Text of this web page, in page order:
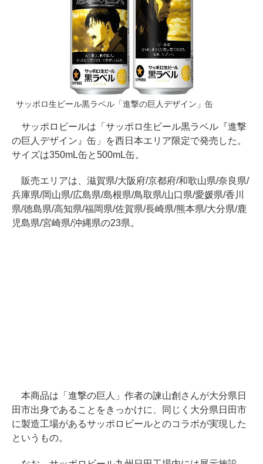
サッポロ生ビール黒ラベル「進撃の巨人デザイン」缶
サッポロビールは「サッポロ生ビール黒ラベル『進撃
の巨人デザイン』缶」を西日本エリア限定で発売した。
サイズは350mL缶と500mL缶。
販売エリアは、滋賀県/大阪府/京都府/和歌山県/奈良県/
兵庫県/岡山県/広島県/島根県/鳥取県/山口県/愛媛県/香川
県/徳島県/高知県/福岡県/佐賀県/長崎県/熊本県/大分県/鹿
児島県/宮崎県/沖縄県の23県。
本商品は「進撃の巨人」作者の諫山創さんが大分県日
田市出身であることをきっかけに、同じく大分県日田市
に製造工場があるサッポロビールとのコラボが実現した
というもの。